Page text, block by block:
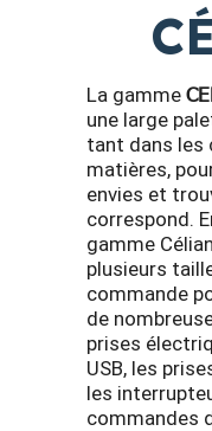
La gamme
une large
tant dans les
matières,
envies et
correspond.
gamme
plusieurs
commande
de
prises
USB, les
les
commandes